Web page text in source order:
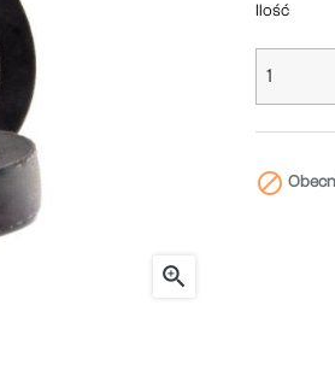

Ilość
